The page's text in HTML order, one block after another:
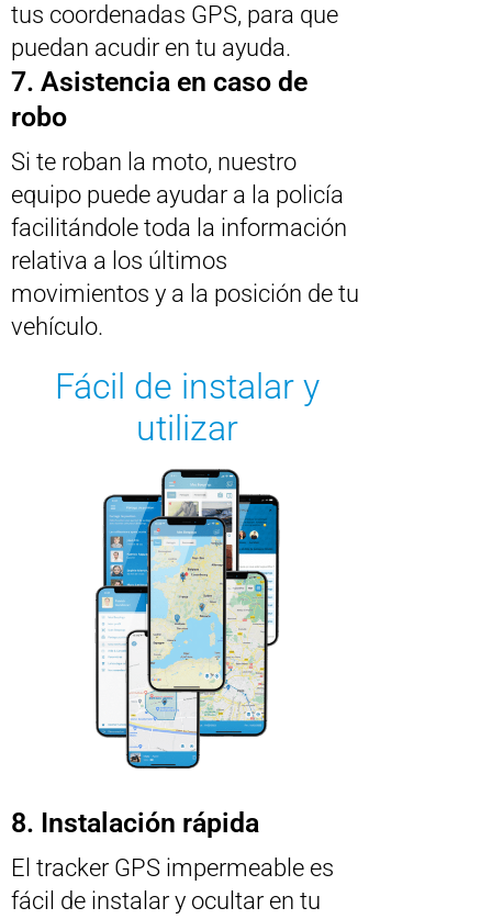
tus coordenadas GPS, para que
puedan acudir en tu ayuda.
7. Asistencia en caso de
robo
Si te roban la moto, nuestro
equipo puede ayudar a la policía
facilitándole toda la información
relativa a los últimos
movimientos y a la posición de tu
vehículo.
Fácil de instalar y
utilizar
8. Instalación rápida
El tracker GPS impermeable es
fácil de instalar y ocultar en tu